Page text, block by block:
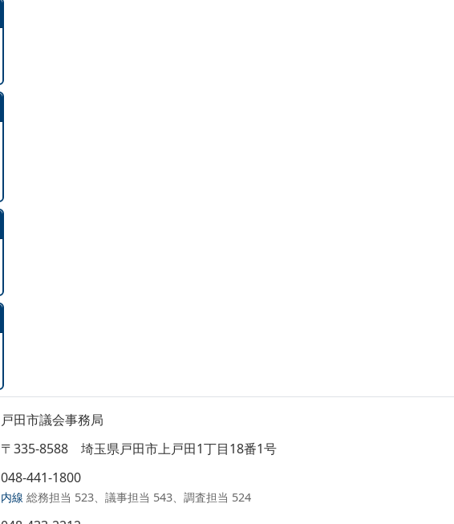
戸田市議会事務局
〒335-8588 埼玉県戸田市上戸田1丁目18番1号
048-441-1800
内線 総務担当 523、議事担当 543、調査担当 524